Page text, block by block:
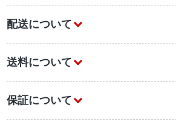
配送について
送料について
保証について